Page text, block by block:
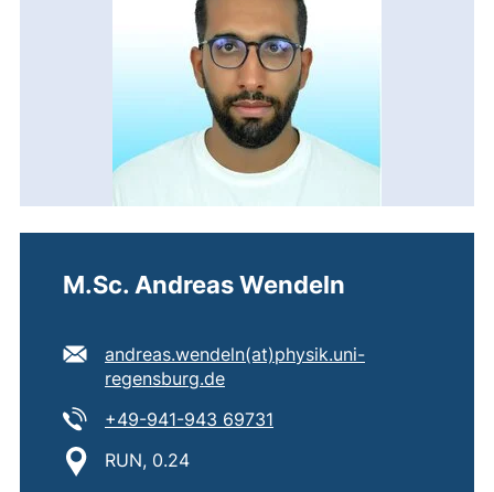
M.Sc. Andreas Wendeln
E-Mail Adresse:
andreas.wendeln​(at)​physik.uni-
regensburg.de(öffnet Ihr E-Mail-Programm)
Tel:
+49-941-943 69731
Standort:
RUN, 0.24